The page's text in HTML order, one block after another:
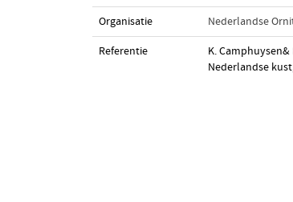
Organisatie Nederlandse
Referentie
K.
Nederlandse